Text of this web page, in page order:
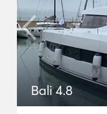
Bali 4.8